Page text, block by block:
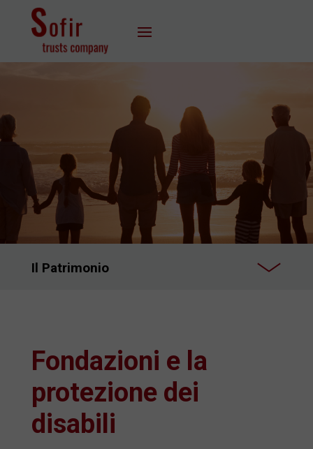
Il Patrimonio
Fondazioni e la
protezione dei
disabili